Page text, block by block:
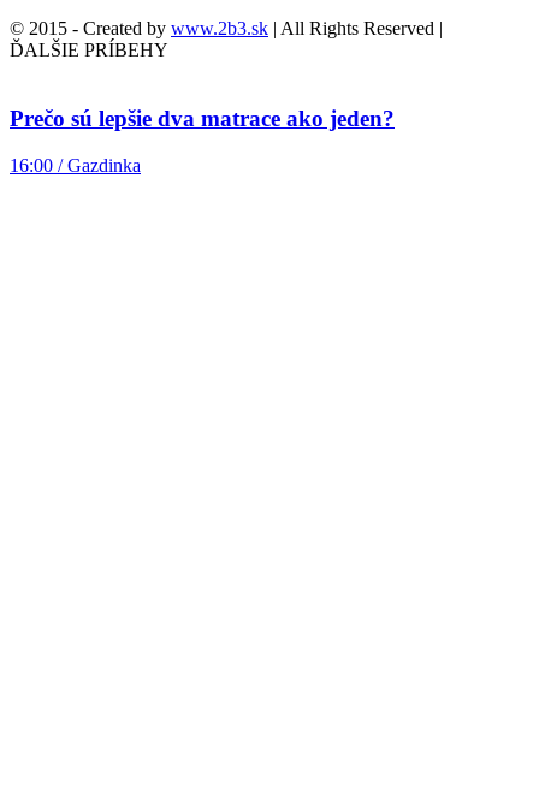
© 2015 - Created by www.2b3.sk | All Rights Reserved |
ĎALŠIE PRÍBEHY
Prečo sú lepšie dva matrace ako jeden?
16:00 / Gazdinka